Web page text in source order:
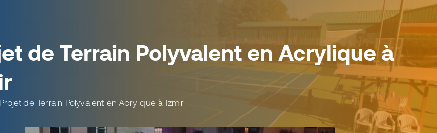
de Terrain Polyvalent en Acrylique à
Projet de Terrain Polyvalent en Acrylique à Izmir